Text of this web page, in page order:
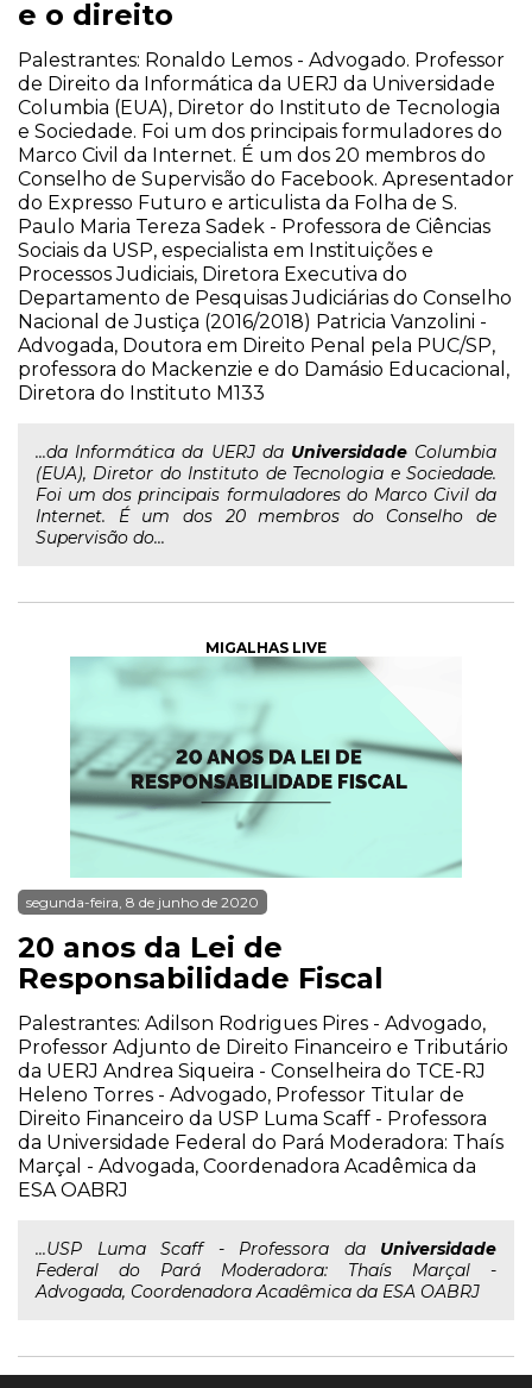
e o direito
Palestrantes: Ronaldo Lemos - Advogado. Professor
de Direito da Informática da UERJ da Universidade
Columbia (EUA), Diretor do Instituto de Tecnologia
e Sociedade. Foi um dos principais formuladores do
Marco Civil da Internet. É um dos 20 membros do
Conselho de Supervisão do Facebook. Apresentador
do Expresso Futuro e articulista da Folha de S.
Paulo Maria Tereza Sadek - Professora de Ciências
Sociais da USP, especialista em Instituições e
Processos Judiciais, Diretora Executiva do
Departamento de Pesquisas Judiciárias do Conselho
Nacional de Justiça (2016/2018) Patricia Vanzolini -
Advogada, Doutora em Direito Penal pela PUC/SP,
professora do Mackenzie e do Damásio Educacional,
Diretora do Instituto M133
...da Informática da UERJ da UniversidadeColumbia
(EUA), Diretor do Instituto de Tecnologia e Sociedade.
Foi um dos principais formuladores do Marco Civil da
Internet. É um dos 20 membros do Conselho de
Supervisão do...
MIGALHAS LIVE
segunda-feira, 8 de junho de 2020
20 anos da Lei de
Responsabilidade Fiscal
Palestrantes: Adilson Rodrigues Pires - Advogado,
Professor Adjunto de Direito Financeiro e Tributário
da UERJ Andrea Siqueira - Conselheira do TCE-RJ
Heleno Torres - Advogado, Professor Titular de
Direito Financeiro da USP Luma Scaff - Professora
da Universidade Federal do Pará Moderadora: Thaís
Marçal - Advogada, Coordenadora Acadêmica da
ESA OABRJ
...USP Luma Scaff - Professora da Universidade
Federal do Pará Moderadora: Thaís Marçal -
Advogada, Coordenadora Acadêmica da ESA OABRJ